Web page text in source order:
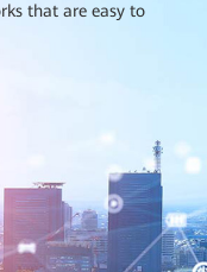
that are easy to